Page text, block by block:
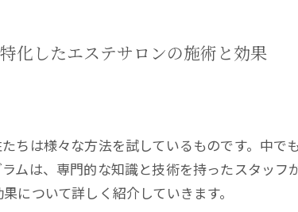
化したエステサロンの施術と効果
ちは様々な方法を試しているものです。中
ムは、専門的な知識と技術を持ったスタッ
について詳しく紹介していきます。